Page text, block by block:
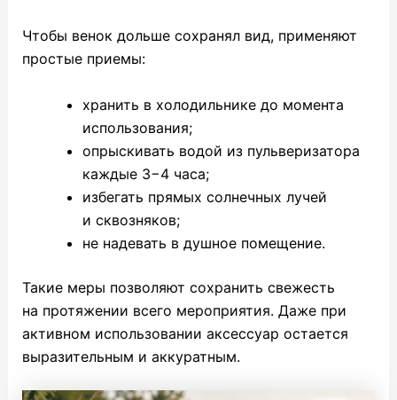
Чтобы венок дольше сохранял вид, применяют
простые приемы:
хранить в холодильнике до момента
использования;
опрыскивать водой из пульверизатора
каждые 3−4 часа;
избегать прямых солнечных лучей
и сквозняков;
не надевать в душное помещение.
Такие меры позволяют сохранить свежесть
на протяжении всего мероприятия. Даже при
активном использовании аксессуар остается
выразительным и аккуратным.